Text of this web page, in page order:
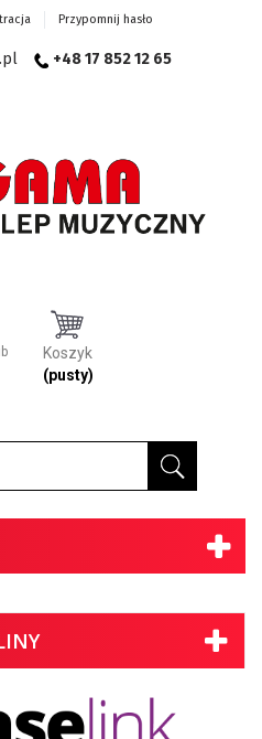
Przypomnij hasło
+48 17 852 12 65
Koszyk
(pusty)